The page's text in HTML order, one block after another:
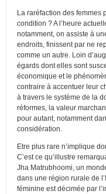
La raréfaction des femmes
condition ? A l’heure
notamment, on assiste à
endroits, finissent par ne
comme un autre. Loin
égards dont elles sont
économique et le
contraire à accentuer leur
à travers le système de la
réformes, la valeur
pour autant, notamment
considération.
Etre plus rare n’implique
C’est ce qu’illustre
Jha Matrubhoomi, un
dans une région rurale de
féminine est décimée par